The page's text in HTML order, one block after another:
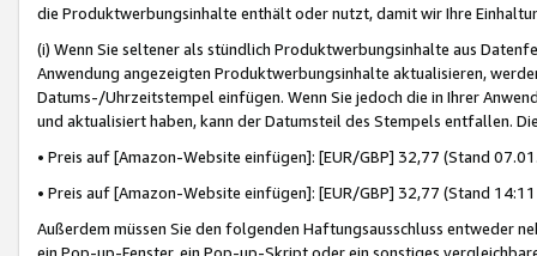
die Produktwerbungsinhalte enthält oder nutzt, damit wir Ihre
(i) Wenn Sie seltener als stündlich Produktwerbungsinhalte aus
Anwendung angezeigten Produktwerbungsinhalte aktualisieren,
Datums-/Uhrzeitstempel einfügen. Wenn Sie jedoch die in Ihrer
und aktualisiert haben, kann der Datumsteil des Stempels entfallen.
• Preis auf [Amazon-Website einfügen]: [EUR/GBP] 32,77 (Stand
• Preis auf [Amazon-Website einfügen]: [EUR/GBP] 32,77 (Stand
Außerdem müssen Sie den folgenden Haftungsausschluss entweder
ein Pop-up-Fenster, ein Pop-up-Skript oder ein sonstiges